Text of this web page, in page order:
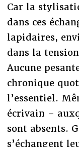
Car la
dans ces
lapidaires,
dans la
Aucune
chronique
l’essentiel.
écrivain –
sont absents.
s’échangent